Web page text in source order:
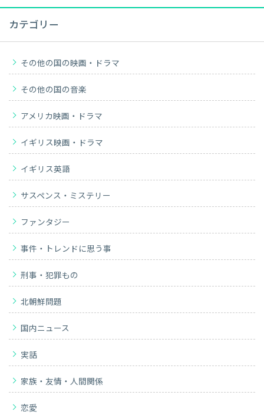
カテゴリー
その他の国の映画・ドラマ
その他の国の音楽
アメリカ映画・ドラマ
イギリス映画・ドラマ
イギリス英語
サスペンス・ミステリー
ファンタジー
事件・トレンドに思う事
刑事・犯罪もの
北朝鮮問題
国内ニュース
実話
家族・友情・人間関係
恋愛